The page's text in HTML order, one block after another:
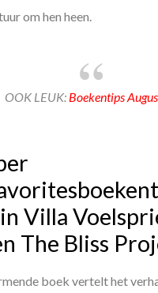
om hen heen.
OOK LEUK: Boekentips
Villa
The Bliss
boek vertelt het